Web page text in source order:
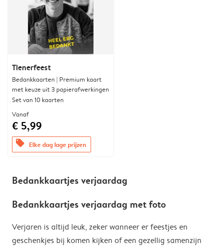
Tienerfeest
Bedankkaarten | Premium kaart
met keuze uit 3 papierafwerkingen
Set van 10 kaarten
Vanaf
€ 5,99
offers Elke dag lage prijzen
Bedankkaartjes verjaardag
Bedankkaartjes verjaardag met foto
Verjaren is altijd leuk, zeker wanneer er feestjes en
geschenkjes bij komen kijken of een gezellig samenzijn